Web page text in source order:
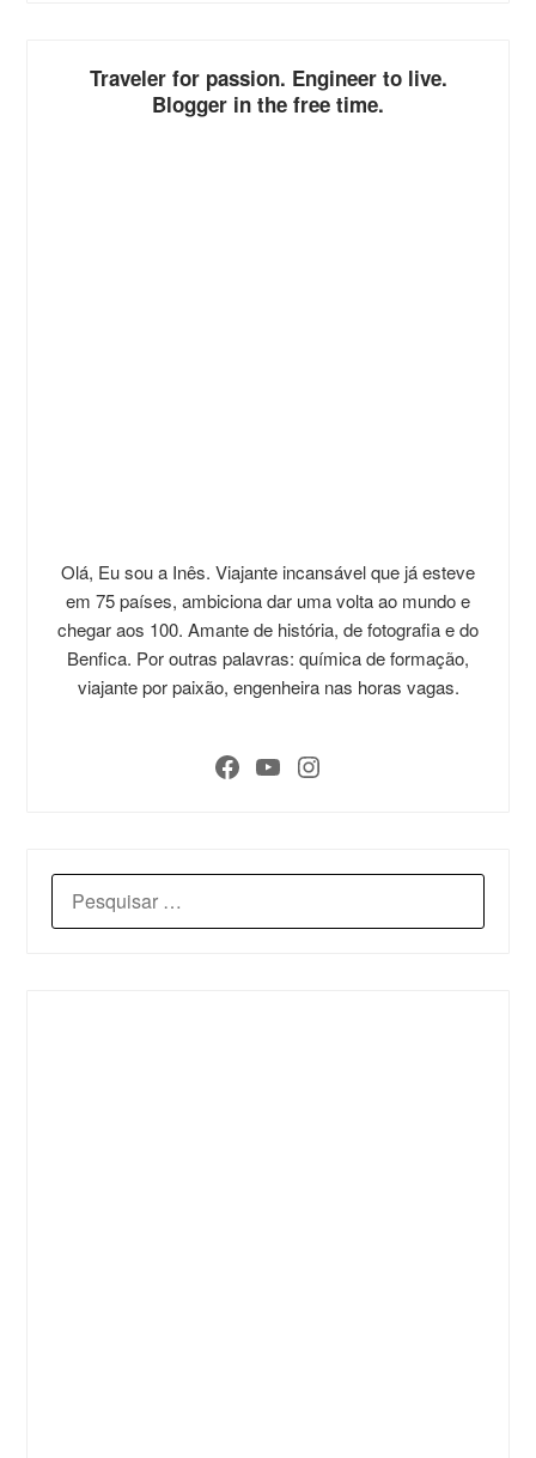
Traveler for passion. Engineer to live.
Blogger in the free time.
Olá, Eu sou a Inês. Viajante incansável que já esteve
em 75 países, ambiciona dar uma volta ao mundo e
chegar aos 100. Amante de história, de fotografia e do
Benfica. Por outras palavras: química de formação,
viajante por paixão, engenheira nas horas vagas.